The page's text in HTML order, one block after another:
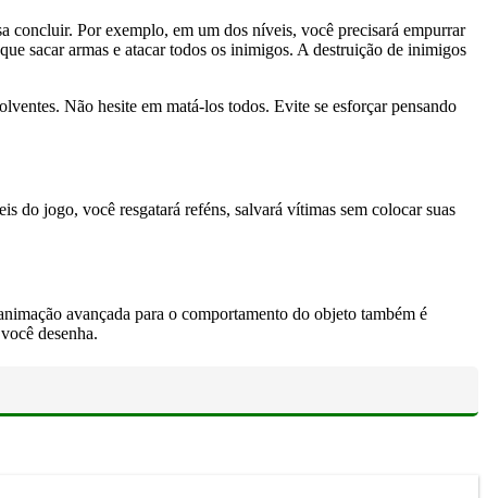
concluir. Por exemplo, em um dos níveis, você precisará empurrar
sacar armas e atacar todos os inimigos. A destruição de inimigos
Não hesite em matá-los todos. Evite se esforçar pensando
do jogo, você resgatará reféns, salvará vítimas sem colocar suas
avançada para o comportamento do objeto também é
desenha.